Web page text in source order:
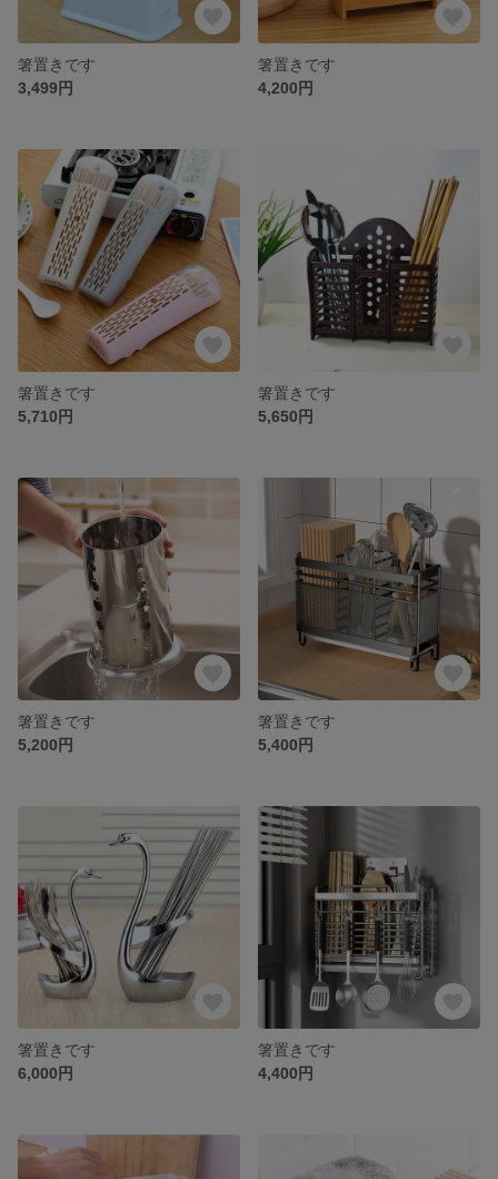
箸置きです
3,499円
箸置きです
4,200円
箸置きです
5,710円
箸置きです
5,650円
箸置きです
5,200円
箸置きです
5,400円
箸置きです
6,000円
箸置きです
4,400円